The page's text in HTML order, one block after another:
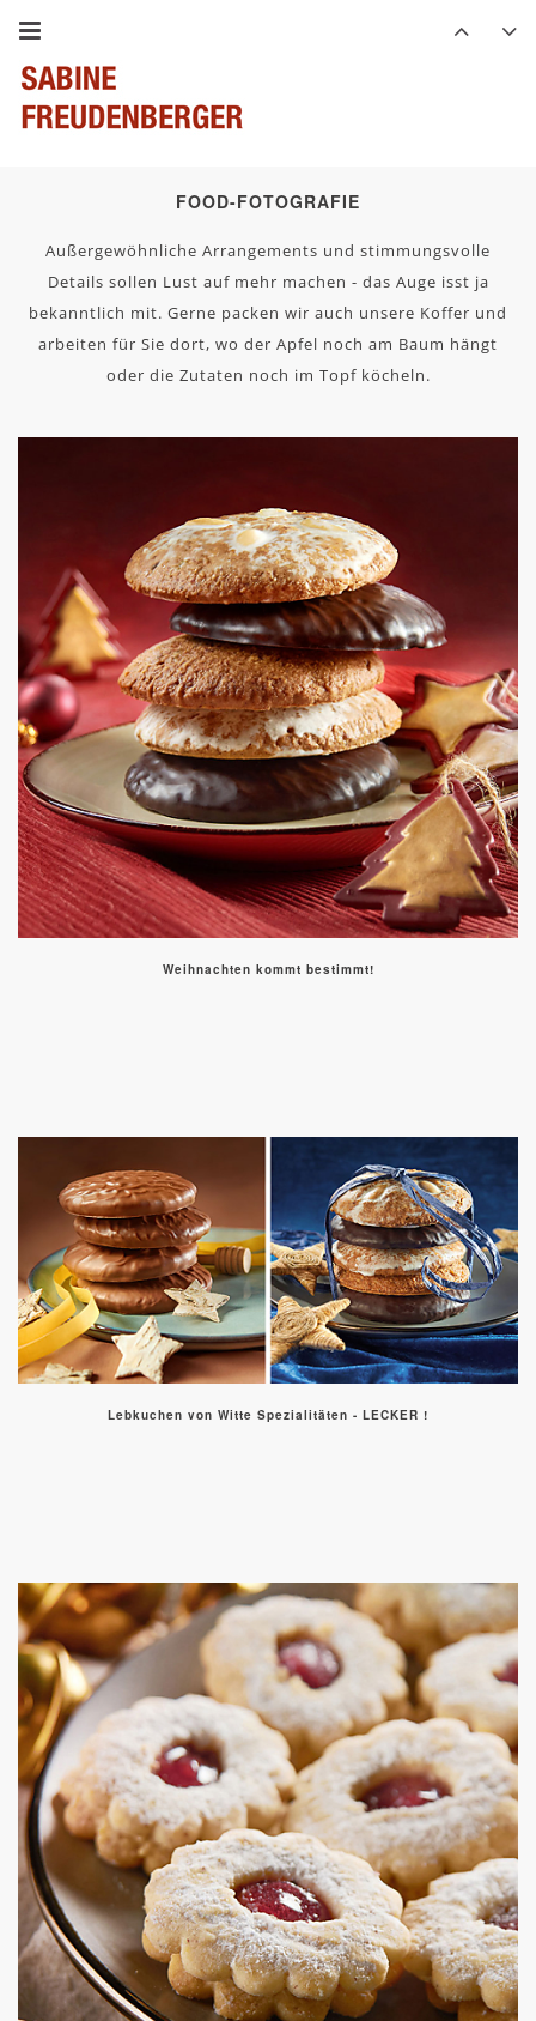
FOOD-FOTOGRAFIE
Außergewöhnliche Arrangements und stimmungsvolle
Details sollen Lust auf mehr machen - das Auge isst ja
bekanntlich mit. Gerne packen wir auch unsere Koffer und
arbeiten für Sie dort, wo der Apfel noch am Baum hängt
oder die Zutaten noch im Topf köcheln.
Weihnachten kommt bestimmt!
Lebkuchen von Witte Spezialitäten - LECKER !